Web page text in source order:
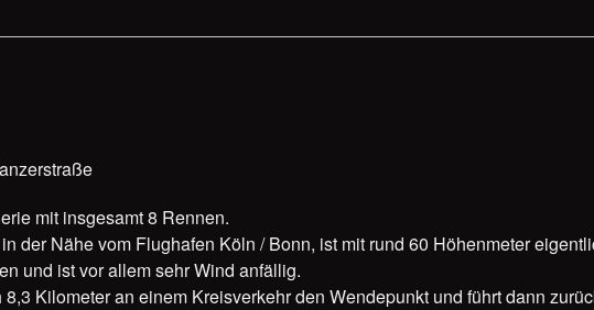
mit insgesamt 8 Rennen.
der Nähe vom Flughafen Köln / Bonn, ist mit rund 60 Höhenmeter
und ist vor allem sehr Wind anfällig.
Kilometer an einem Kreisverkehr den Wendepunkt und führt dann